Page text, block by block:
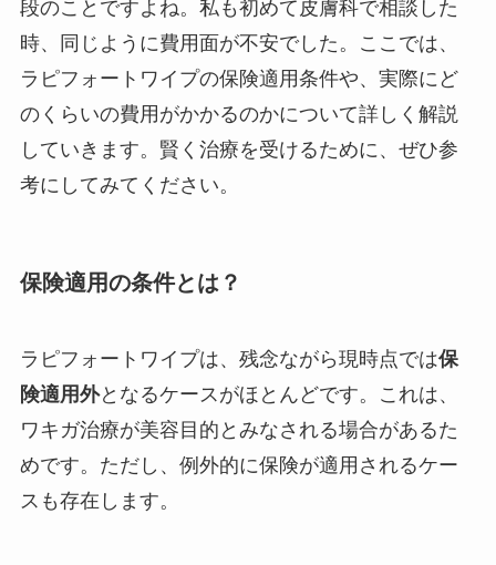
段のことですよね。私も初めて皮膚科で相談した
時、同じように費用面が不安でした。ここでは、
ラピフォートワイプの保険適用条件や、実際にど
のくらいの費用がかかるのかについて詳しく解説
していきます。賢く治療を受けるために、ぜひ参
考にしてみてください。
保険適用の条件とは？
ラピフォートワイプは、残念ながら現時点では保
険適用外となるケースがほとんどです。これは、
ワキガ治療が美容目的とみなされる場合があるた
めです。ただし、例外的に保険が適用されるケー
スも存在します。